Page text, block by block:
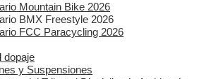
Mountain Bike 2026
BMX Freestyle 2026
FCC Paracycling 2026
dopaje
y Suspensiones